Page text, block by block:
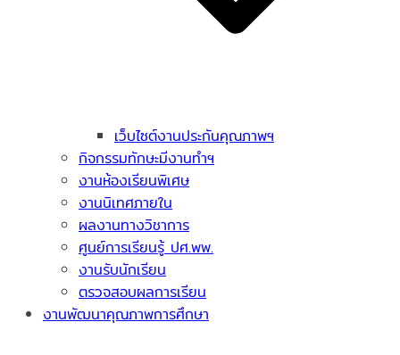
เว็บไซต์งานประกันคุณภาพฯ
กิจกรรมทักษะมีงานทำฯ
งานห้องเรียนพิเศษ
งานนิเทศภายใน
ผลงานทางวิชาการ
ศูนย์การเรียนรู้ ปศ.พพ.
งานรับนักเรียน
ตรวจสอบผลการเรียน
งานพัฒนาคุณภาพการศึกษา